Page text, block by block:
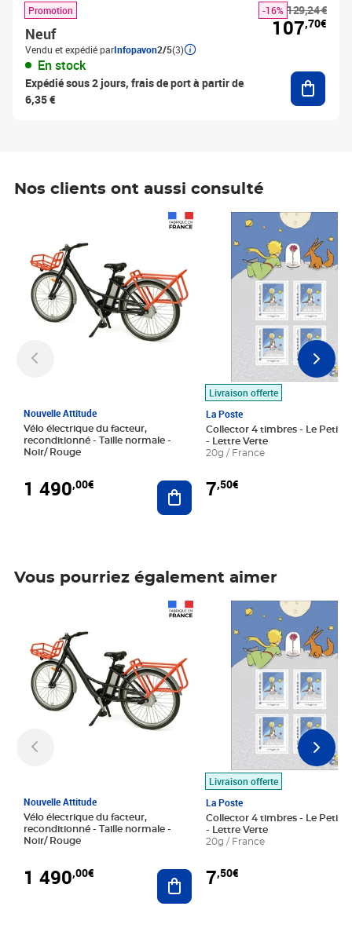
Promotion
Neuf
Vendu et expédié parInfopavon2/5(3)
En stock
Expédié sous 2 jours, frais de port à partir de
6,35 €
129,24 €
-16%
107,70€
Nos clients ont aussi consulté
Nouvelle Attitude
Vélo électrique du facteur,
reconditionné - Taille normale -
Noir/ Rouge
1 490,00€ Ajouter au panier
Livraison offerte
La Poste
Collector 4 timbres - Le Petit
- Lettre Verte
20g / France
7,50€
Prix 7,50€
Vous pourriez également aimer
Nouvelle Attitude
Vélo électrique du facteur,
reconditionné - Taille normale -
Noir/ Rouge
1 490,00€ Ajouter au panier
Livraison offerte
La Poste
Collector 4 timbres - Le Petit
- Lettre Verte
20g / France
7,50€
Prix 7,50€